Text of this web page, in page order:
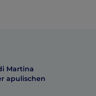
Martina
apulischen